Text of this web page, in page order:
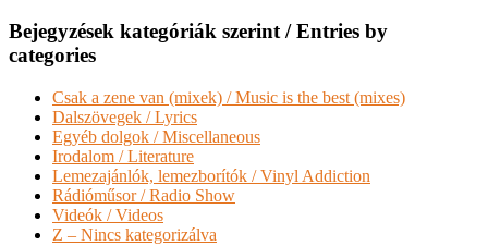
Bejegyzések kategóriák szerint / Entries by
categories
Csak a zene van (mixek) / Music is the best (mixes)
Dalszövegek / Lyrics
Egyéb dolgok / Miscellaneous
Irodalom / Literature
Lemezajánlók, lemezborítók / Vinyl Addiction
Rádióműsor / Radio Show
Videók / Videos
Z – Nincs kategorizálva